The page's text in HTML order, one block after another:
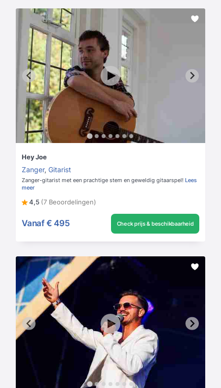
Hey Joe
Zanger, Gitarist
Zanger-gitarist met een prachtige stem en geweldig gitaarspel! Lees
meer
4,5 (7 Beoordelingen)
Vanaf € 495 Check prijs & beschikbaarheid